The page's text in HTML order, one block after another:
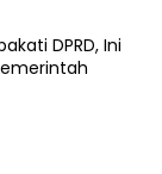
DPRD, Ini